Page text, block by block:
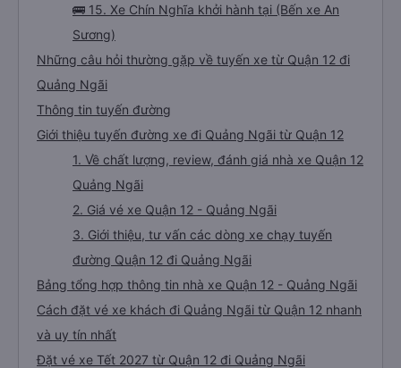
🚌 15. Xe Chín Nghĩa khởi hành tại (Bến xe An
Sương)
Những câu hỏi thường gặp về tuyến xe từ Quận 12 đi
Quảng Ngãi
Thông tin tuyến đường
Giới thiệu tuyến đường xe đi Quảng Ngãi từ Quận 12
1. Về chất lượng, review, đánh giá nhà xe Quận 12
Quảng Ngãi
2. Giá vé xe Quận 12 - Quảng Ngãi
3. Giới thiệu, tư vấn các dòng xe chạy tuyến
đường Quận 12 đi Quảng Ngãi
Bảng tổng hợp thông tin nhà xe Quận 12 - Quảng Ngãi
Cách đặt vé xe khách đi Quảng Ngãi từ Quận 12 nhanh
và uy tín nhất
Đặt vé xe Tết 2027 từ Quận 12 đi Quảng Ngãi